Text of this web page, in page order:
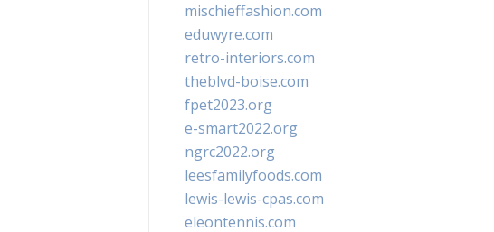
mischieffashion.com
eduwyre.com
retro-interiors.com
theblvd-boise.com
fpet2023.org
e-smart2022.org
ngrc2022.org
leesfamilyfoods.com
lewis-lewis-cpas.com
eleontennis.com